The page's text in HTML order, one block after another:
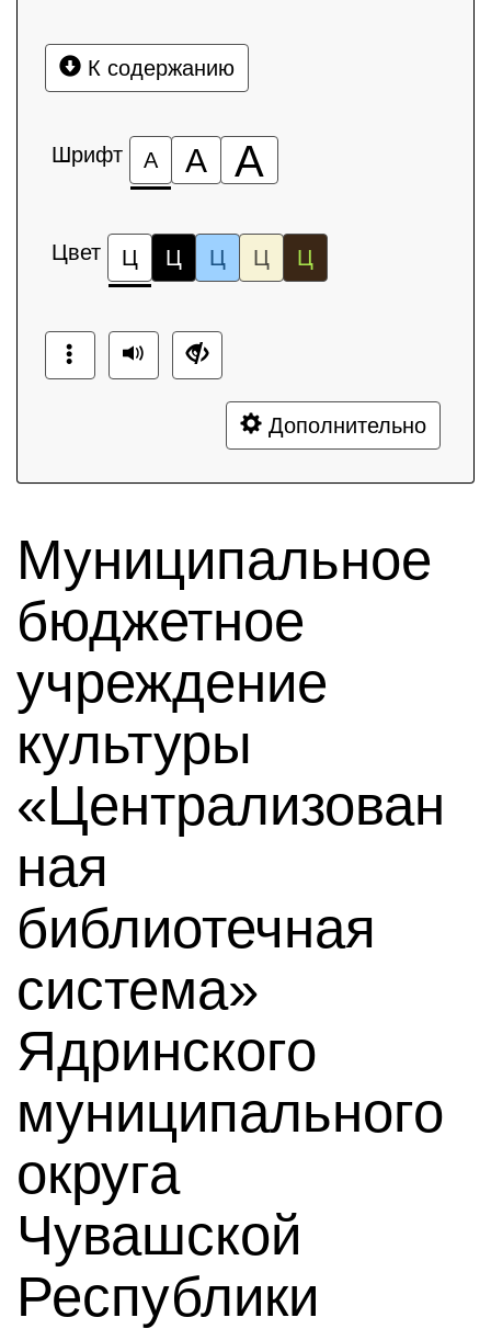
К содержанию
Шрифт А А А
Цвет Ц Ц Ц Ц Ц
Дополнительно
Муниципальное
бюджетное
учреждение
культуры
«Централизован
ная
библиотечная
система»
Ядринского
муниципального
округа
Чувашской
Республики